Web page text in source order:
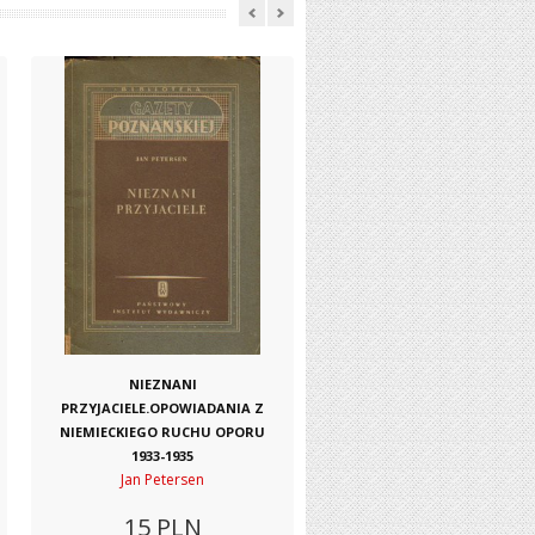
NIEZNANI
PRZYJACIELE.OPOWIADANIA Z
NIEMIECKIEGO RUCHU OPORU
1933-1935
Jan Petersen
15 PLN